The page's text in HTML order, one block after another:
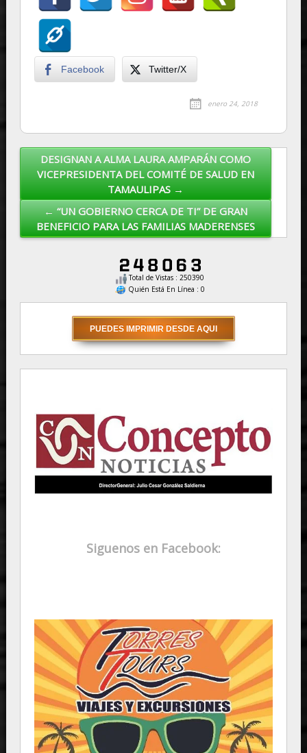
Facebook Twitter/X
enero 24, 2018
Post navigation
DESIGNAN A ALMA LAURA AMPARÁN COMO
VICEPRESIDENTA DEL COMITÉ DE SALUD EN
TAMAULIPAS →
← “UN GOBIERNO CERCA DE TI” DE GRAN
BENEFICIO PARA LAS FAMILIAS MADERENSES
Total de Vistas : 250390
Quién Está En Línea : 0
Siguenos en Facebook: